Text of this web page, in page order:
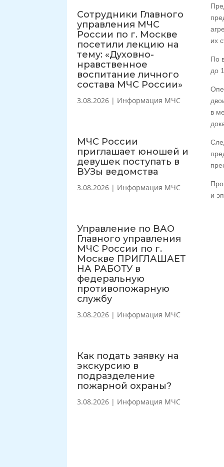
Сотрудники Главного
управления МЧС
России по г. Москве
посетили лекцию на
тему: «Духовно-
нравственное
воспитание личного
состава МЧС России»
3.08.2026 | Информация МЧС
МЧС России
приглашает юношей и
девушек поступать в
ВУЗы ведомства
3.08.2026 | Информация МЧС
Управление по ВАО
Главного управления
МЧС России по г.
Москве ПРИГЛАШАЕТ
НА РАБОТУ в
федеральную
противопожарную
службу
3.08.2026 | Информация МЧС
Как подать заявку на
экскурсию в
подразделение
пожарной охраны?
3.08.2026 | Информация МЧС
их
По
до
в
и